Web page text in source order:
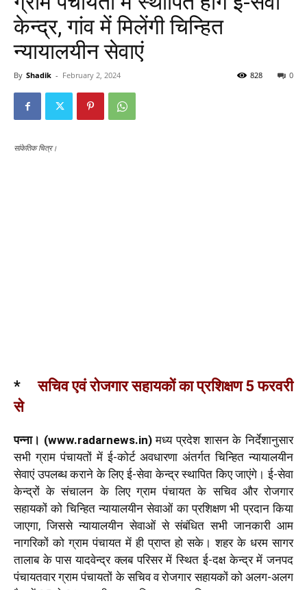
केन्द्र, गांव में मिलेंगी चिन्हित
न्यायालयीन सेवाएं
By Shadik - February 2, 2024 0
828
सांकेतिक चित्र।
*सचिव एवं रोजगार सहायकों का प्रशिक्षण 5 फरवरी
से
पन्ना। (www.radarnews.in)मध्य प्रदेश शासन के निर्देशानुसार
सभी ग्राम पंचायतों में ई-कोर्ट अवधारणा अंतर्गत चिन्हित न्यायालयीन
सेवाएं उपलब्ध कराने के लिए ई-सेवा केन्द्र स्थापित किए जाएंगे। ई-सेवा
केन्द्रों के संचालन के लिए ग्राम पंचायत के सचिव और रोजगार
सहायकों को चिन्हित न्यायालयीन सेवाओं का प्रशिक्षण भी प्रदान किया
जाएगा, जिससे न्यायालयीन सेवाओं से संबंधित सभी जानकारी आम
नागरिकों को ग्राम पंचायत में ही प्राप्त हो सके। शहर के धरम सागर
तालाब के पास यादवेन्द्र क्लब परिसर में स्थित ई-दक्ष केन्द्र में जनपद
पंचायतवार ग्राम पंचायतों के सचिव व रोजगार सहायकों को अलग-अलग